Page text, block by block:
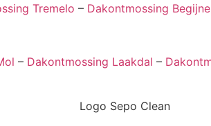
Tremelo – Dakontmossing
– Dakontmossing Laakdal –